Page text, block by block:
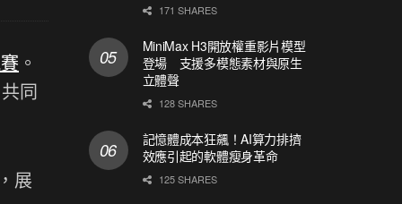
。
同
展
171 SHARES
MiniMax H3開放權重影片模型
登場 支援多模態素材與原生
立體聲
128 SHARES
記憶體成本狂飆！AI算力排擠
效應引起的軟體瘦身革命
125 SHARES